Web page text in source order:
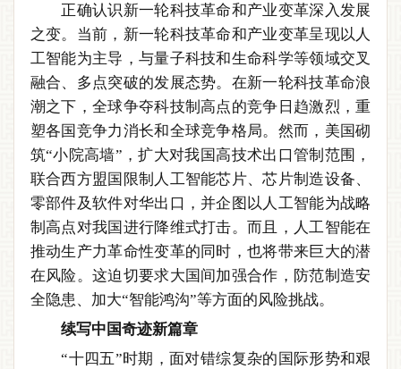
正确认识新一轮科技革命和产业变革深入发展
之变。当前，新一轮科技革命和产业变革呈现以人
工智能为主导，与量子科技和生命科学等领域交叉
融合、多点突破的发展态势。在新一轮科技革命浪
潮之下，全球争夺科技制高点的竞争日趋激烈，重
塑各国竞争力消长和全球竞争格局。然而，美国砌
筑“小院高墙”，扩大对我国高技术出口管制范围，
联合西方盟国限制人工智能芯片、芯片制造设备、
零部件及软件对华出口，并企图以人工智能为战略
制高点对我国进行降维式打击。而且，人工智能在
推动生产力革命性变革的同时，也将带来巨大的潜
在风险。这迫切要求大国间加强合作，防范制造安
全隐患、加大“智能鸿沟”等方面的风险挑战。
续写中国奇迹新篇章
“十四五”时期，面对错综复杂的国际形势和艰